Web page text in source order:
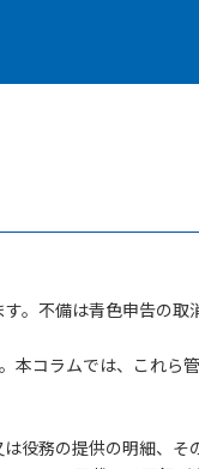
。不備は青色申告の
本コラムでは、これら
役務の提供の明細、そ